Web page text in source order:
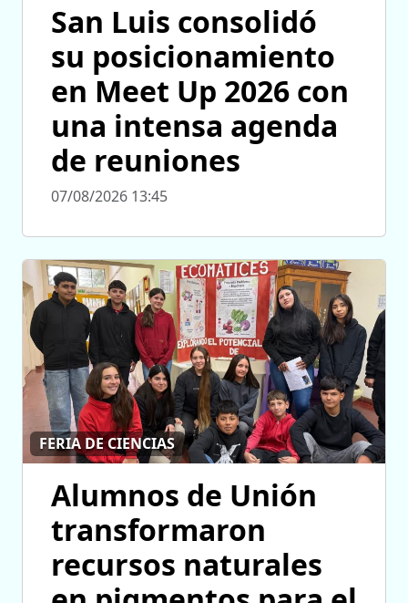
San Luis consolidó
su posicionamiento
en Meet Up 2026 con
una intensa agenda
de reuniones
07/08/2026 13:45
FERIA DE CIENCIAS
Alumnos de Unión
transformaron
recursos naturales